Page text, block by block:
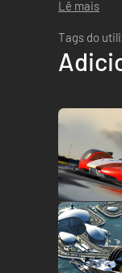
Lê mais
Tags do